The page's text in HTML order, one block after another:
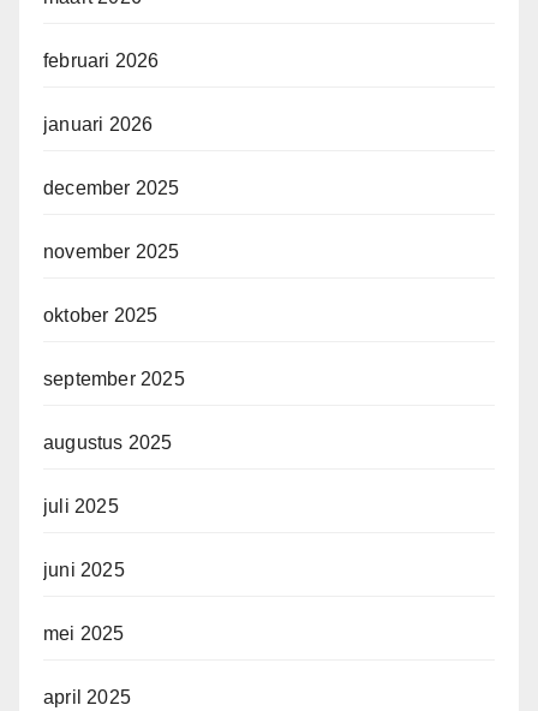
februari 2026
januari 2026
december 2025
november 2025
oktober 2025
september 2025
augustus 2025
juli 2025
juni 2025
mei 2025
april 2025